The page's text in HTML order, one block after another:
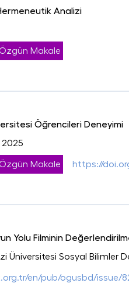
Analizi
Makale
Öğrencileri Deneyimi
, 2025
Makale
https://
Yolu Filminin
Üniversitesi Sosyal Bilimler
en/pub/ogusbd/issue/